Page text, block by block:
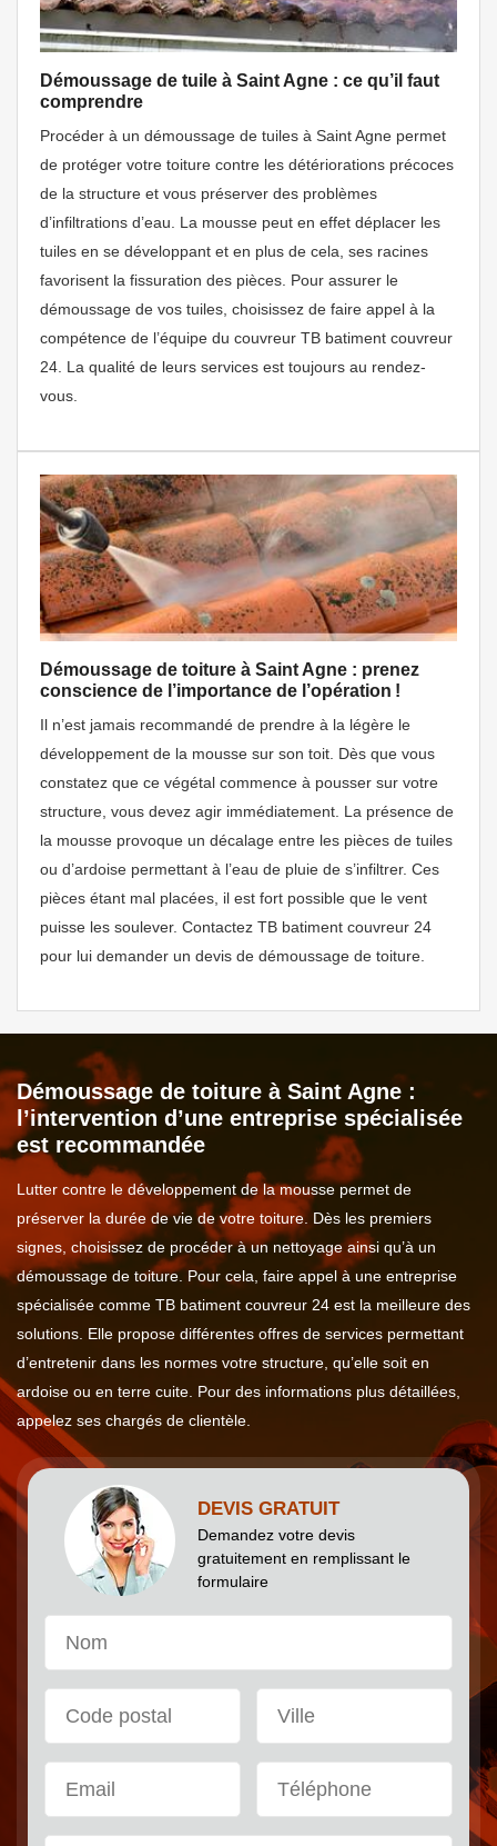
Démoussage de tuile à Saint Agne : ce qu’il faut
comprendre
Procéder à un démoussage de tuiles à Saint Agne permet
de protéger votre toiture contre les détériorations précoces
de la structure et vous préserver des problèmes
d’infiltrations d’eau. La mousse peut en effet déplacer les
tuiles en se développant et en plus de cela, ses racines
favorisent la fissuration des pièces. Pour assurer le
démoussage de vos tuiles, choisissez de faire appel à la
compétence de l’équipe du couvreur TB batiment couvreur
24. La qualité de leurs services est toujours au rendez-
vous.
Démoussage de toiture à Saint Agne : prenez
conscience de l’importance de l’opération !
Il n’est jamais recommandé de prendre à la légère le
développement de la mousse sur son toit. Dès que vous
constatez que ce végétal commence à pousser sur votre
structure, vous devez agir immédiatement. La présence de
la mousse provoque un décalage entre les pièces de tuiles
ou d’ardoise permettant à l’eau de pluie de s’infiltrer. Ces
pièces étant mal placées, il est fort possible que le vent
puisse les soulever. Contactez TB batiment couvreur 24
pour lui demander un devis de démoussage de toiture.
Démoussage de toiture à Saint Agne :
l’intervention d’une entreprise spécialisée
est recommandée
Lutter contre le développement de la mousse permet de
préserver la durée de vie de votre toiture. Dès les premiers
signes, choisissez de procéder à un nettoyage ainsi qu’à un
démoussage de toiture. Pour cela, faire appel à une entreprise
spécialisée comme TB batiment couvreur 24 est la meilleure des
solutions. Elle propose différentes offres de services permettant
d’entretenir dans les normes votre structure, qu’elle soit en
ardoise ou en terre cuite. Pour des informations plus détaillées,
appelez ses chargés de clientèle.
DEVIS GRATUIT
Demandez votre devis
gratuitement en remplissant le
formulaire